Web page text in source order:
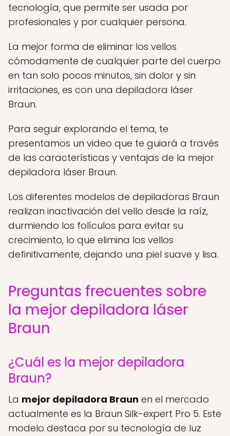
tecnología, que permite ser usada por
profesionales y por cualquier persona.
La mejor forma de eliminar los vellos
cómodamente de cualquier parte del cuerpo
en tan solo pocos minutos, sin dolor y sin
irritaciones, es con una depiladora láser
Braun.
Para seguir explorando el tema, te
presentamos un video que te guiará a través
de las características y ventajas de la mejor
depiladora láser Braun.
Los diferentes modelos de depiladoras Braun
realizan inactivación del vello desde la raíz,
durmiendo los folículos para evitar su
crecimiento, lo que elimina los vellos
definitivamente, dejando una piel suave y lisa.
Preguntas frecuentes sobre
la mejor depiladora láser
Braun
¿Cuál es la mejor depiladora
Braun?
La mejor depiladora Braun en el mercado
actualmente es la Braun Silk-expert Pro 5. Este
modelo destaca por su tecnología de luz